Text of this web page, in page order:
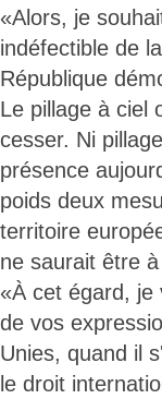
«Alors, je
indéfectible de
République
Le pillage à ciel
cesser. Ni
présence
poids deux
territoire
ne saurait être
«À cet égard, je
de vos
Unies, quand il
le droit